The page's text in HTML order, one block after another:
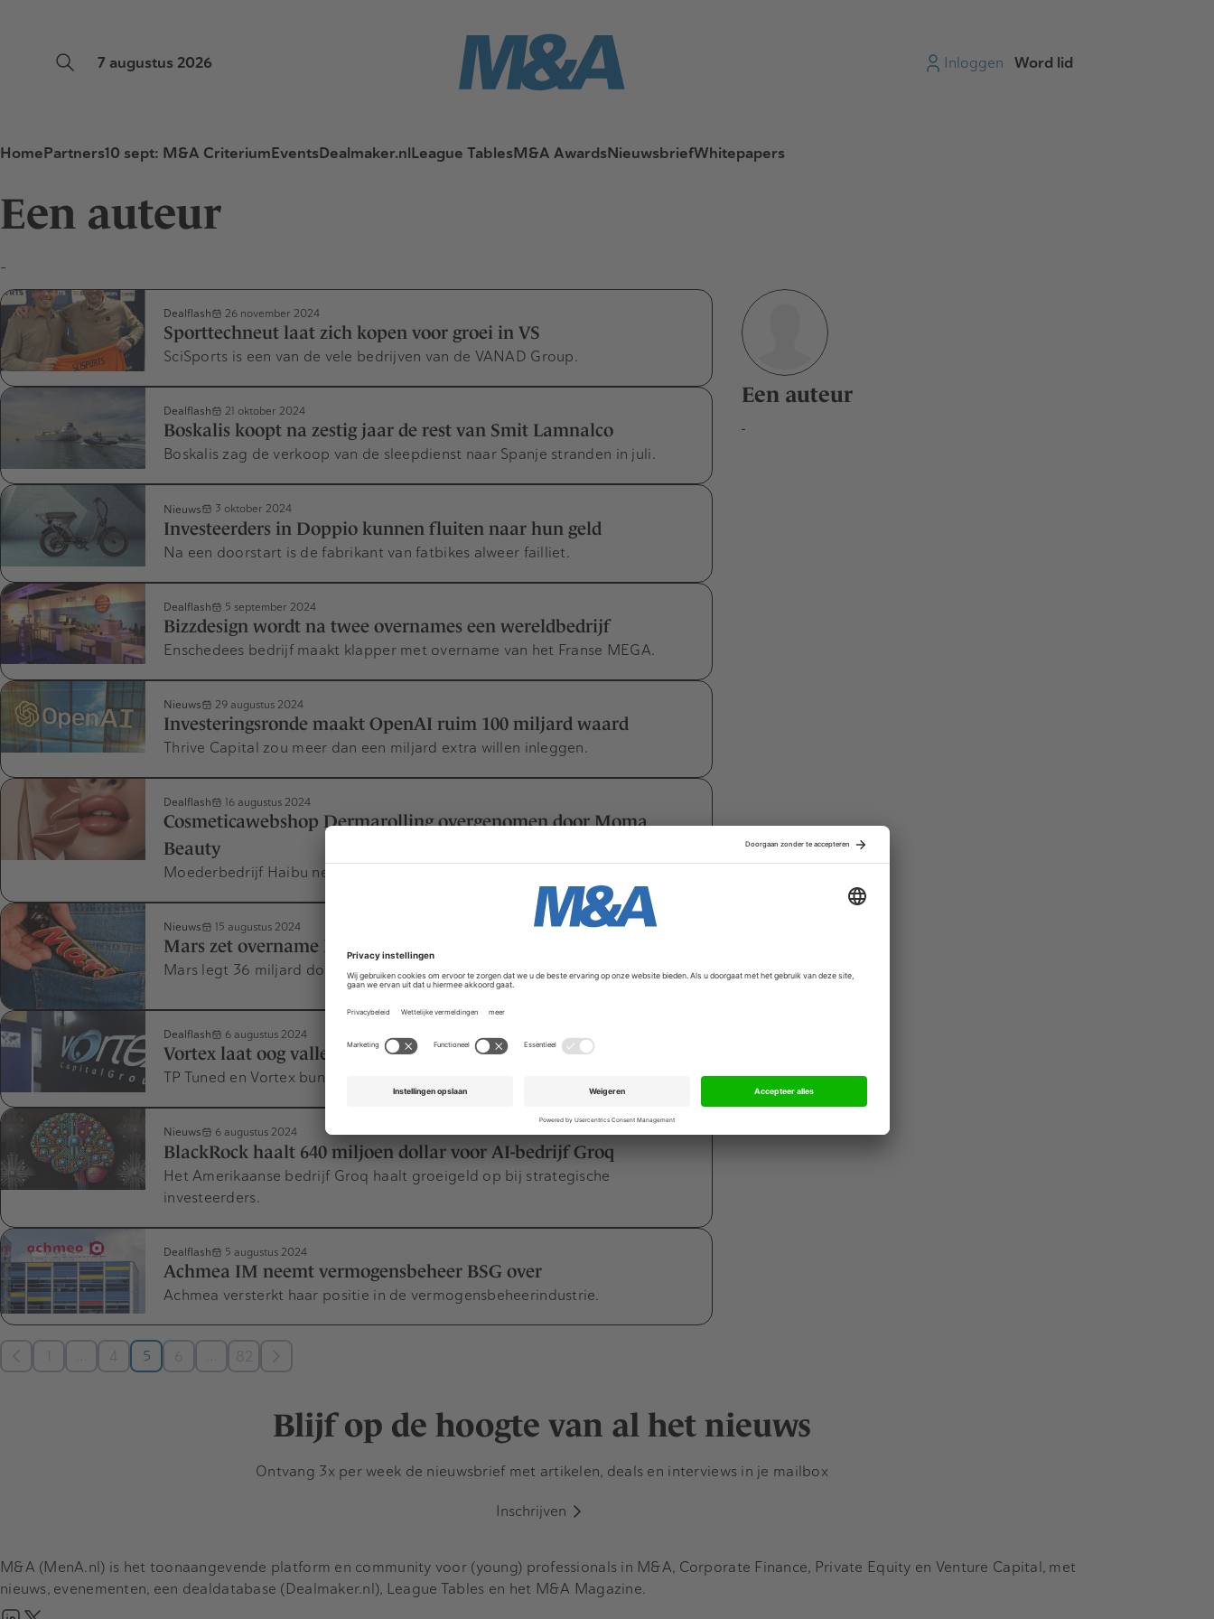
7 augustus 2026 Inloggen Word lid
HomePartners10 sept: M&A CriteriumEventsDealmaker.nlLeague TablesM&A AwardsNieuwsbriefWhitepapers
Een auteur
-
Dealflash 26 november 2024
Sporttechneut laat zich kopen voor groei in VS
SciSports is een van de vele bedrijven van de VANAD Group.
Dealflash 21 oktober 2024
Boskalis koopt na zestig jaar de rest van Smit Lamnalco
Boskalis zag de verkoop van de sleepdienst naar Spanje stranden in juli.
Nieuws 3 oktober 2024
Investeerders in Doppio kunnen fluiten naar hun geld
Na een doorstart is de fabrikant van fatbikes alweer failliet.
Dealflash 5 september 2024
Bizzdesign wordt na twee overnames een wereldbedrijf
Enschedees bedrijf maakt klapper met overname van het Franse MEGA.
Nieuws 29 augustus 2024
Investeringsronde maakt OpenAI ruim 100 miljard waard
Thrive Capital zou meer dan een miljard extra willen inleggen.
Dealflash 16 augustus 2024
Cosmeticawebshop Dermarolling overgenomen door Moma
Beauty
Moederbedrijf Haibu neemt shop failliete BelleLuxe28 over.
Nieuws 15 augustus 2024
Mars zet overname Pringles-fabrikant door
Mars legt 36 miljard dollar neer voor Kellanova.
Dealflash 6 augustus 2024
Vortex laat oog vallen op transfer pricing-specialist
TP Tuned en Vortex bundelen krachten voor volgende groeifase TP Tuned.
Nieuws 6 augustus 2024
BlackRock haalt 640 miljoen dollar voor AI-bedrijf Groq
Het Amerikaanse bedrijf Groq haalt groeigeld op bij strategische
investeerders.
Dealflash 5 augustus 2024
Achmea IM neemt vermogensbeheer BSG over
Achmea versterkt haar positie in de vermogensbeheerindustrie.
4 5 6 82
Een auteur
-
Blijf op de hoogte van al het nieuws
Ontvang 3x per week de nieuwsbrief met artikelen, deals en interviews in je mailbox
Inschrijven
M&A (MenA.nl) is het toonaangevende platform en community voor (young) professionals in M&A, Corporate Finance, Private Equity en Venture Capital, met
nieuws, evenementen, een dealdatabase (Dealmaker.nl), League Tables en het M&A Magazine.